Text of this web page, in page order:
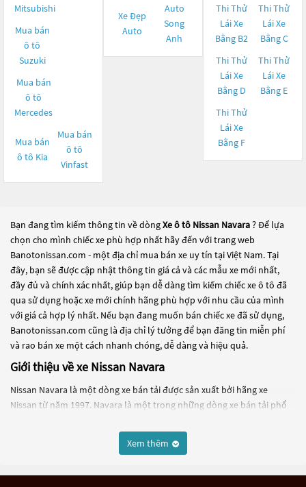
Mitsubishi
Mua bán
ô tô
Suzuki
Mua bán
ô tô
Mercedes
Mua bán
ô tô Kia
Mua bán
ô tô
Vinfast
Xe Đẹp
Auto
Auto
Song
Anh
Thi Thử
Lái Xe
Bằng B2
Thi Thử
Lái Xe
Bằng C
Thi Thử
Lái Xe
Bằng D
Thi Thử
Lái Xe
Bằng E
Thi Thử
Lái Xe
Bằng F
Bạn đang tìm kiếm thông tin về dòngXe ô tô Nissan Navara? Để lựa
chọn cho mình chiếc xe phù hợp nhất hãy đến với trang web
Banotonissan.com - một địa chỉ mua bán xe uy tín tại Việt Nam. Tại
đây, bạn sẽ được cập nhật thông tin giá cả và các mẫu xe mới nhất,
đầy đủ và chính xác nhất, giúp bạn dễ dàng tìm kiếm chiếc xe ô tô đã
qua sử dụng hoặc xe mới chính hãng phù hợp với nhu cầu của mình
với giá cả hợp lý nhất. Nếu bạn đang muốn bán chiếc xe đã sử dụng,
Banotonissan.com cũng là địa chỉ lý tưởng để bạn đăng tin miễn phí
và rao bán xe một cách nhanh chóng, dễ dàng và hiệu quả.
Giới thiệu về xe Nissan Navara
Nissan Navara là một dòng xe bán tải được sản xuất bởi hãng xe
Nissan từ năm 1997. Navara là một trong những dòng xe bán tải phổ
Được trang bị động cơ diesel hoặc xăng, Navara có thể điều khiển bằng
Xem thêm